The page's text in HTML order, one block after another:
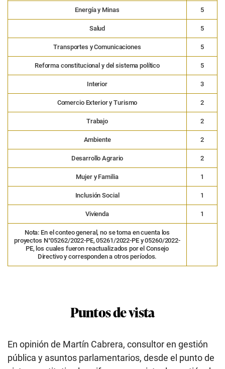
Energía y Minas 5
Salud 5
Transportes y Comunicaciones 5
Reforma constitucional y del sistema político 5
Interior 3
Comercio Exterior y Turismo 2
Trabajo 2
Ambiente 2
Desarrollo Agrario 2
Mujer y Familia 1
Inclusión Social 1
Vivienda 1
Nota: En el conteo general, no se toma en cuenta los
proyectos N°05262/2022-PE, 05261/2022-PE y 05260/2022-
PE, los cuales fueron reactualizados por el Consejo
Directivo y corresponden a otros períodos.
Puntos de vista
En opinión de Martín Cabrera, consultor en gestión
pública y asuntos parlamentarios, desde el punto de